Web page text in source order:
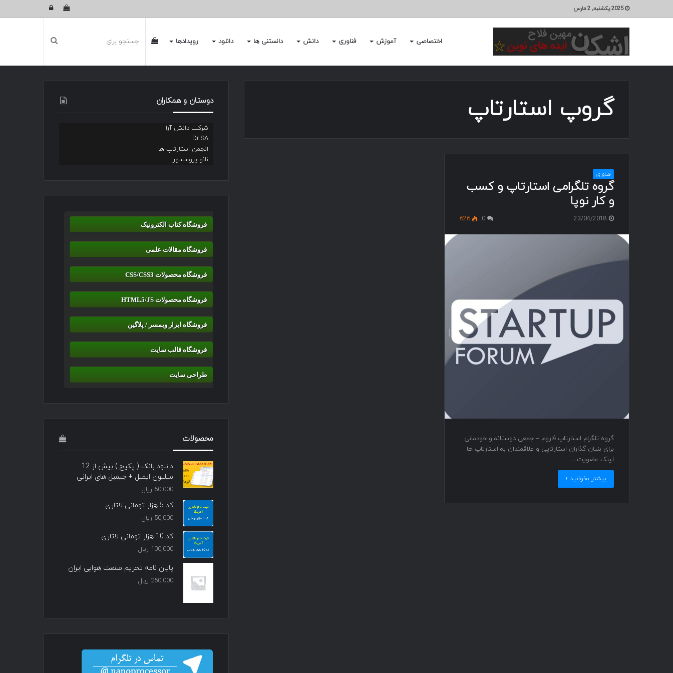
2025 یکشنبه, 2 مارس
دیدن
خرید
اختصاصی آموزش فناوری دانش دانستنی ها دانلود رویدادها دیدن
گروپ استارتاپ
فناوری
گروه تلگرامی استارتاپ و کسب
و کار نوپا
23/04/2018
0
626
گروه تلگرام استارتاپ فاروم – جمعی دوستانه و خودمانی
برای بنیان گذاران استارتاپی و علاقمندان به استارتاپ ها.
لینک عضویت…
بیشتر بخوانید »
دوستان و همکاران
شرکت دانش آرا
Dr.SA
انجمن استارتاپ ها
نانو پروسسور
فروشگاه کتاب الکترونیک
فروشگاه مقالات علمی
فروشگاه محصولات CSS/CSS3
فروشگاه محصولات HTML5/JS
فروشگاه ابزار وبمسر / پلاگین
فروشگاه قالب سایت
طراحی سایت
محصولات
دانلود بانک ( پکیج ) بیش از 12
میلیون ایمیل + جیمیل های ایرانی
50,000 ریال
کد 5 هزار تومانی لاتاری
50,000 ریال
کد 10 هزار تومانی لاتاری
100,000 ریال
پایان نامه تحریم صنعت هوایی ایران
250,000 ریال